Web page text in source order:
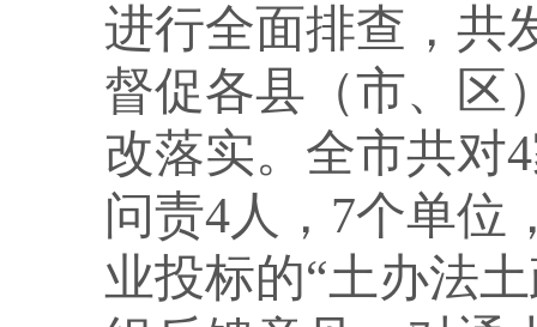
进行全面排查，共
督促各县（市、区
改落实。全市共对
问责4人，7个单位
业投标的“土办法